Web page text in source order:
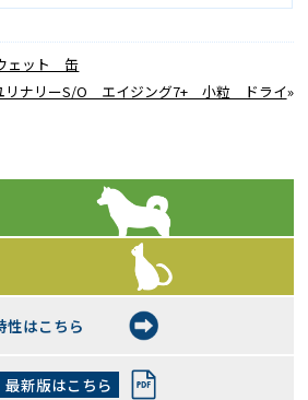
ェット 缶
ナリーS/O エイジング7+ 小粒 ドライ»
性はこちら
最新版はこちら